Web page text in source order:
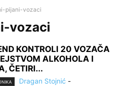
pijani-vozaci
vozaci
KONTROLI 20 VOZAČA
ALKOHOLA I
ČETIRI...
Dragan Stojnić -